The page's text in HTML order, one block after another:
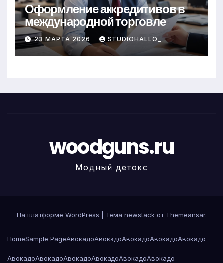
Оформление аккредитивов в
международной торговле
23 МАРТА 2026 STUDIOHALLO_
woodguns.ru
Модный детокс
На платформе WordPress Тема newstack от Themeansar.
HomeSample PageАвокадоАвокадоАвокадоАвокадоАвокадо
АвокадоАвокадоАвокадоАвокадоАвокадоАвокадо